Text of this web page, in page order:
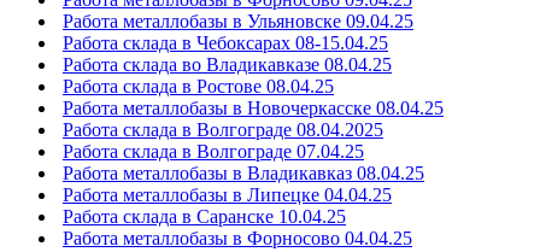
Работа металлобазы в Ульяновске 09.04.25
Работа склада в Чебоксарах 08-15.04.25
Работа склада во Владикавказе 08.04.25
Работа склада в Ростове 08.04.25
Работа металлобазы в Новочеркасске 08.04.25
Работа склада в Волгограде 08.04.2025
Работа склада в Волгограде 07.04.25
Работа металлобазы в Владикавказ 08.04.25
Работа металлобазы в Липецке 04.04.25
Работа склада в Саранске 10.04.25
Работа металлобазы в Форносово 04.04.25